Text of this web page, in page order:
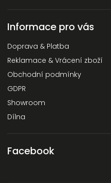
Informace pro vás
Doprava & Platba
Reklamace & Vrácení zboží
Obchodní podmínky
GDPR
Showroom
Dílna
Facebook